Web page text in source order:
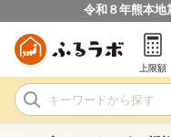
令和８年熊本地
上限額